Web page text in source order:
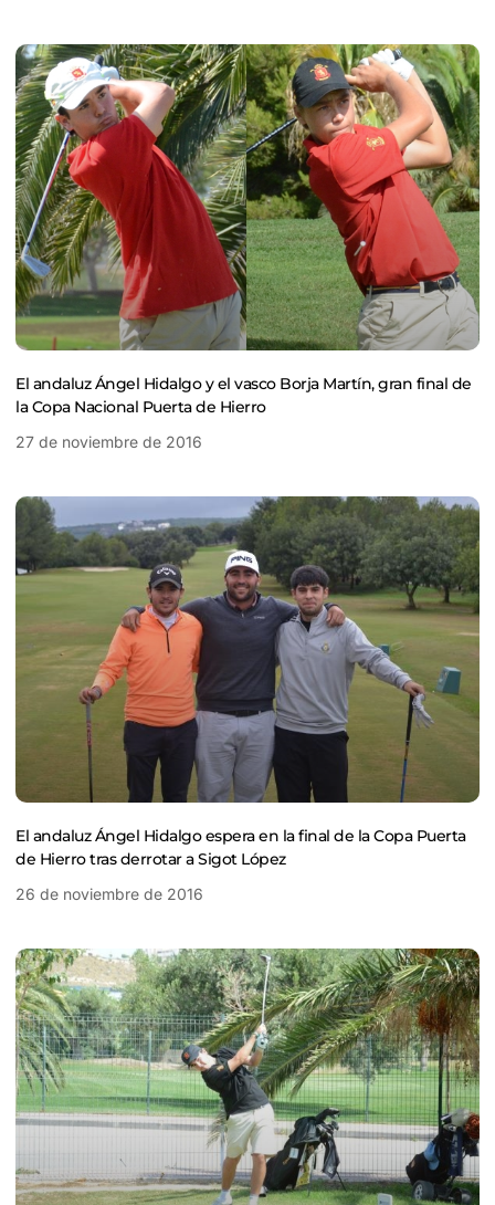
El andaluz Ángel Hidalgo y el vasco Borja Martín, gran final de
la Copa Nacional Puerta de Hierro
27 de noviembre de 2016
El andaluz Ángel Hidalgo espera en la final de la Copa Puerta
de Hierro tras derrotar a Sigot López
26 de noviembre de 2016